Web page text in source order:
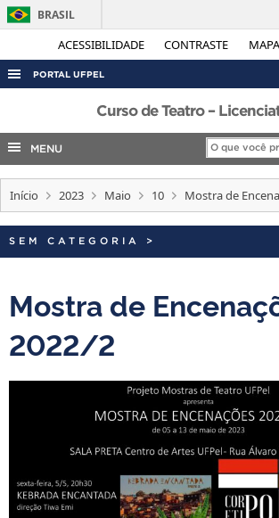
ACESSIBILIDADE CONTRASTE
BRASIL
PORTAL UFPEL
ACESSO À INFORMAÇÃO
AUDITORIA
COBALTO
CONCURSOS
EDITAIS
INTERNACIONAL
PORTARIAS
TELEFONES
Curso de Teatro –
MENU
Início 2023 Maio 10 Mostra de
SEM CATEGORIA >
Mostra de
2022/2